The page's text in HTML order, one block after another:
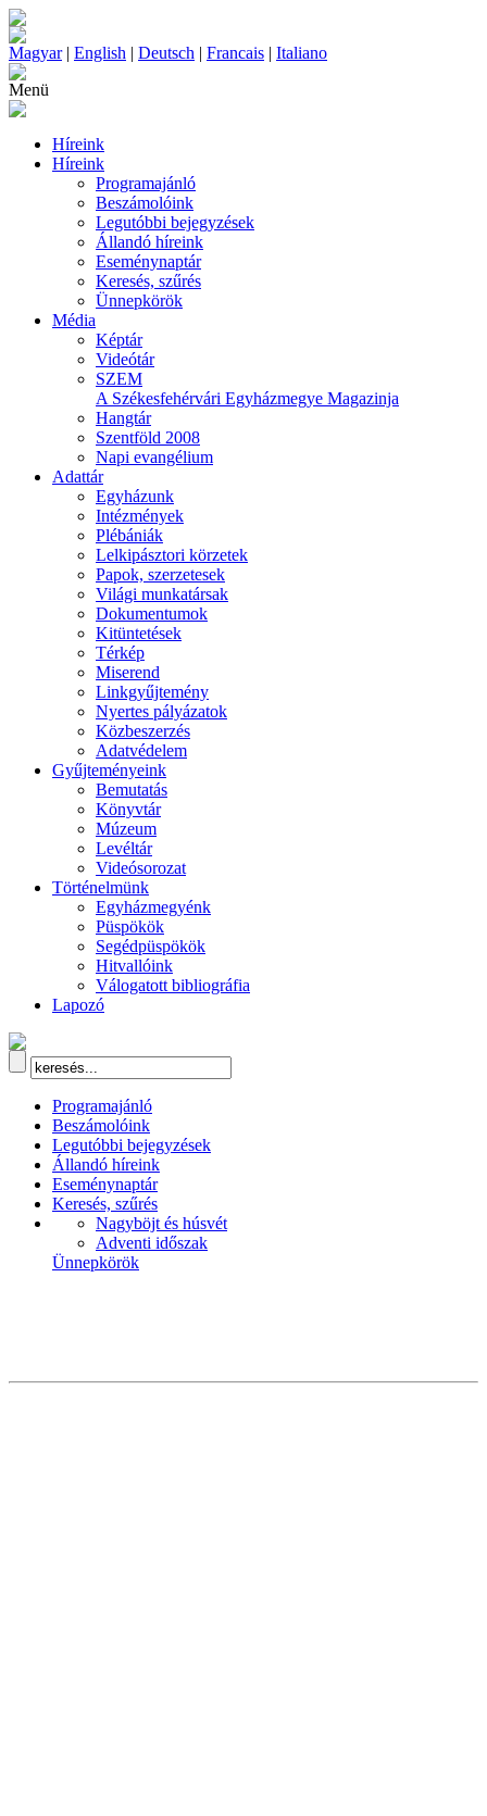
Magyar| English | Deutsch | Francais | Italiano
Menü
Híreink
Híreink
Programajánló
Beszámolóink
Legutóbbi bejegyzések
Állandó híreink
Eseménynaptár
Keresés, szűrés
Ünnepkörök
Média
Képtár
Videótár
SZEM
A Székesfehérvári Egyházmegye Magazinja
Hangtár
Szentföld 2008
Napi evangélium
Adattár
Egyházunk
Intézmények
Plébániák
Lelkipásztori körzetek
Papok, szerzetesek
Világi munkatársak
Dokumentumok
Kitüntetések
Térkép
Miserend
Linkgyűjtemény
Nyertes pályázatok
Közbeszerzés
Adatvédelem
Gyűjteményeink
Bemutatás
Könyvtár
Múzeum
Levéltár
Videósorozat
Történelmünk
Egyházmegyénk
Püspökök
Segédpüspökök
Hitvallóink
Válogatott bibliográfia
Lapozó
Programajánló
Beszámolóink
Legutóbbi bejegyzések
Állandó híreink
Eseménynaptár
Keresés, szűrés
Nagyböjt és húsvét
Adventi időszak
Ünnepkörök